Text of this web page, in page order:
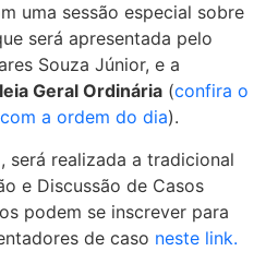
uma sessão especial sobre
será apresentada pelo
Souza Júnior, e a
Geral Ordinária (confira o
a ordem do dia).
será realizada a tradicional
e Discussão de Casos
podem se inscrever para
de caso neste link.